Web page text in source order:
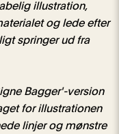
illustration,
og lede efter
springer ud fra
Bagger'-version
for illustrationen
linjer og mønstre